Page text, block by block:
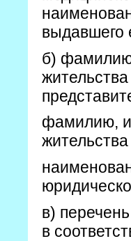
выдавшего
б)
фамилию,
в)
в